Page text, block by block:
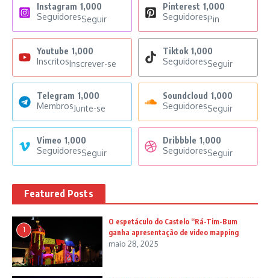
Instagram 1,000
SeguidoresSeguir
Pinterest 1,000
SeguidoresPin
Youtube 1,000
InscritosInscrever-se
Tiktok 1,000
SeguidoresSeguir
Telegram 1,000
MembrosJunte-se
Soundcloud 1,000
SeguidoresSeguir
Vimeo 1,000
SeguidoresSeguir
Dribbble 1,000
SeguidoresSeguir
Featured Posts
1
O espetáculo do Castelo “Rá-Tim-Bum
ganha apresentação de video mapping
maio 28, 2025